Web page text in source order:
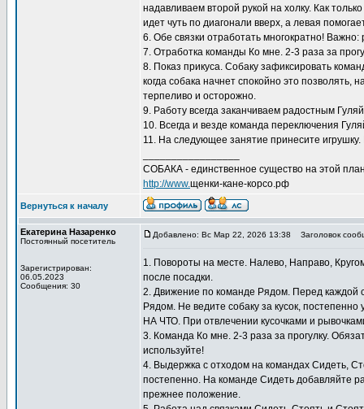
надавливаем второй рукой на холку. Как
идет чуть по диагонали вверх, а левая
6. Обе связки отработать многократно! Важно:
7. Отработка команды Ко мне. 2-3 раза за
8. Показ прикуса. Собаку зафиксировать
когда собака начнет спокойно это
терпеливо и осторожно.
9. Работу всегда заканчиваем радостным
10. Всегда и везде команда переключения
11. На следующее занятие принесите
СОБАКА - единственное существо на этой
http://www.щенки-кане-корсо.рф
Вернуться к началу
Екатерина Назаренко
Постоянный посетитель
Зарегистрирован:
06.05.2023
Сообщения: 30
Добавлено: Вс Мар 22, 2026 13:38 Заголовок
1. Повороты на месте. Налево, Направо,
после посадки.
2. Движение по команде Рядом. Перед каждой
Рядом. Не ведите собаку за кусок,
НА ЧТО. При отвлечении кусочками и
3. Команда Ко мне. 2-3 раза за прогулку.
используйте!
4. Выдержка с отходом на командах Сидеть,
постепенно. На команде Сидеть добавляйте
прежнее положение.